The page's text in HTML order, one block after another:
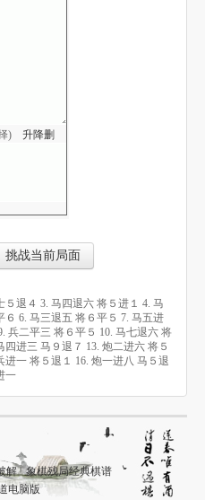
) 升降删
挑战当前局面
退４ 3. 马四退六 将５进１ 4. 马
6. 马三退五 将６平５ 7. 马五进
兵二平三 将６平５ 10. 马七退六 将
四进三 马９退７ 13. 炮二进六 将５
进一 将５退１ 16. 炮一进八 马５退
一
解
象棋残局经典棋谱
电脑版